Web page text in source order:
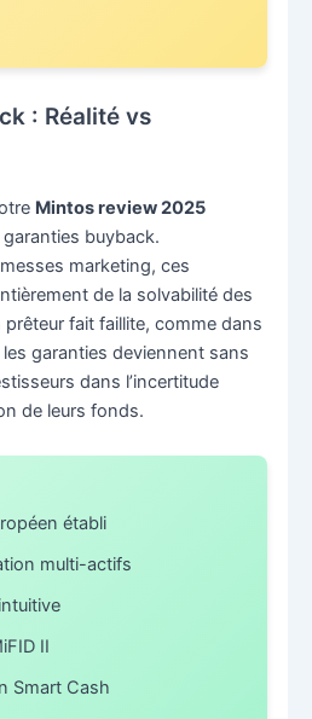
: Réalité vs
Mintos review 2025
buyback.
marketing, ces
de la solvabilité des
prêteur fait faillite, comme dans
garanties deviennent sans
dans l’incertitude
de leurs fonds.
établi
multi-actifs
II
Smart Cash